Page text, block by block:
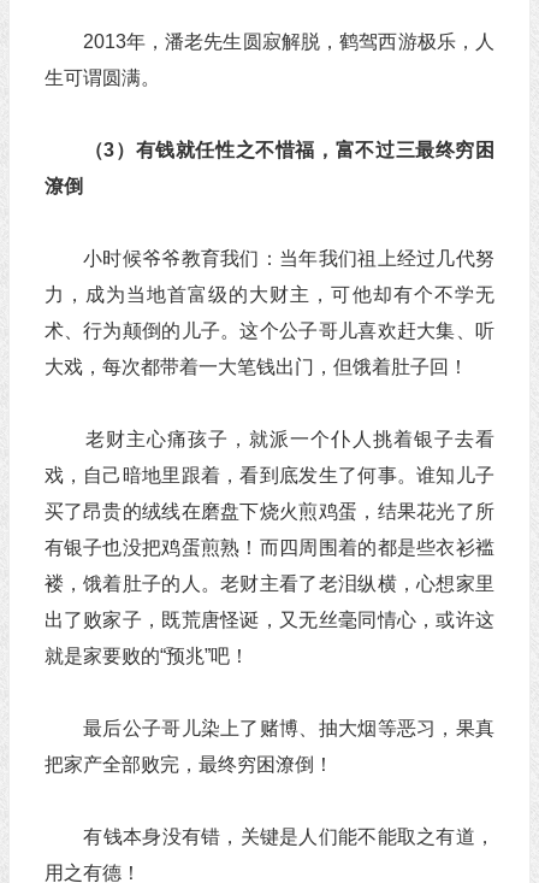
2013年，潘老先生圆寂解脱，鹤驾西游极乐，人
生可谓圆满。
（3）有钱就任性之不惜福，富不过三最终穷困
潦倒
小时候爷爷教育我们：当年我们祖上经过几代努
力，成为当地首富级的大财主，可他却有个不学无
术、行为颠倒的儿子。这个公子哥儿喜欢赶大集、听
大戏，每次都带着一大笔钱出门，但饿着肚子回！
老财主心痛孩子，就派一个仆人挑着银子去看
戏，自己暗地里跟着，看到底发生了何事。谁知儿子
买了昂贵的绒线在磨盘下烧火煎鸡蛋，结果花光了所
有银子也没把鸡蛋煎熟！而四周围着的都是些衣衫褴
褛，饿着肚子的人。老财主看了老泪纵横，心想家里
出了败家子，既荒唐怪诞，又无丝毫同情心，或许这
就是家要败的“预兆”吧！
最后公子哥儿染上了赌博、抽大烟等恶习，果真
把家产全部败完，最终穷困潦倒！
​有钱本身没有错，关键是人们能不能取之有道，
用之有德！